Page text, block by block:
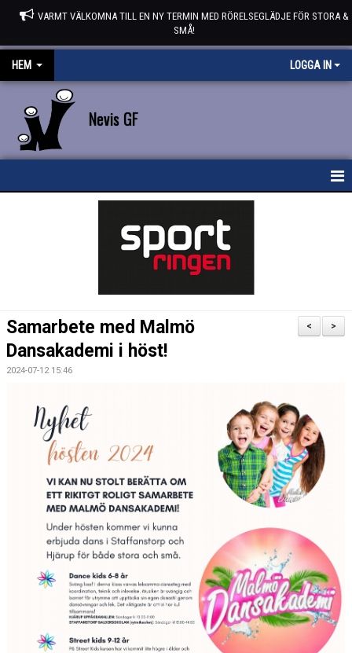
VARMT VÄLKOMNA TILL EN NY TERMIN MED RÖRELSEGLÄDJE FÖR STORA &
SMÅ!
HEM LOGGA IN
Nevis GF
KALENDER
DOKUMENT
VÅRA GRUPPER/LEDARE
>
<
Samarbete med Malmö
Dansakademi i höst!
2024-07-12 15:46